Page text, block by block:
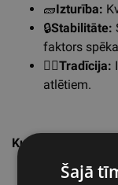
🧱Izturība:
🔒Stabilitāte:
faktors
🏋️‍♂️Tradīcija:
atlētiem.
Kuru jostu
Šajā